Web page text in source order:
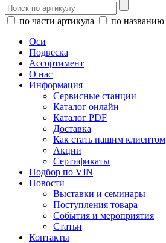
по части артикула
по названию
Оси
Подвеска
Ассортимент
О нас
Информация
Сервисные станции
Каталог онлайн
Каталог PDF
Доставка
Как стать нашим клиентом
Акции
Сертификаты
Подбор по VIN
Новости
Выставки и семинары
Поступления товара
События и мероприятия
Статьи
Контакты